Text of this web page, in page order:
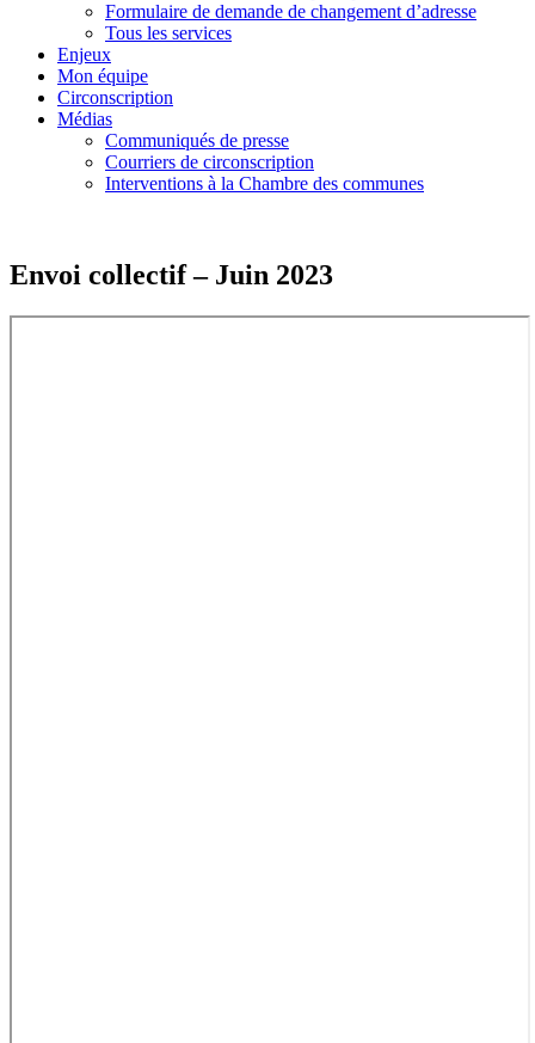
Formulaire de demande de changement d’adresse
Tous les services
Enjeux
Mon équipe
Circonscription
Médias
Communiqués de presse
Courriers de circonscription
Interventions à la Chambre des communes
Envoi collectif – Juin 2023